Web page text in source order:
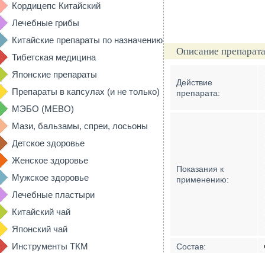
Кордицепс Китайский
Лечебные грибы
Китайские препараты по назначению
Тибетская медицина
Японские препараты
Препараты в капсулах (и не только)
МЭБО (MEBO)
Мази, бальзамы, спреи, лосьоны
Детское здоровье
Женское здоровье
Мужское здоровье
Лечебные пластыри
Китайский чай
Японский чай
Инструменты ТКМ
Описание
Действие
препарата:
Показания к
применению:
Состав: